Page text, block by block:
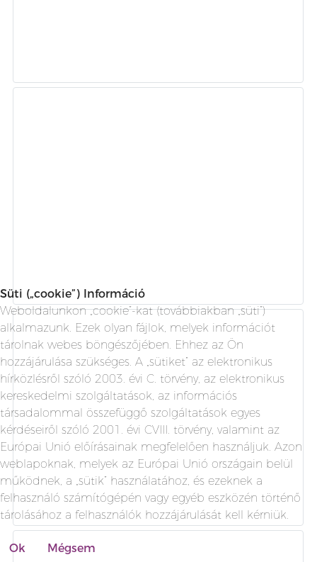
Süti („cookie”) Információ
Weboldalunkon „cookie”-kat (továbbiakban „süti”)
alkalmazunk. Ezek olyan fájlok, melyek információt
tárolnak webes böngészőjében. Ehhez az Ön
hozzájárulása szükséges. A „sütiket” az elektronikus
hírközlésről szóló 2003. évi C. törvény, az elektronikus
kereskedelmi szolgáltatások, az információs
társadalommal összefüggő szolgáltatások egyes
kérdéseiről szóló 2001. évi CVIII. törvény, valamint az
Európai Unió előírásainak megfelelően használjuk. Azon
weblapoknak, melyek az Európai Unió országain belül
működnek, a „sütik” használatához, és ezeknek a
felhasználó számítógépén vagy egyéb eszközén történő
tárolásához a felhasználók hozzájárulását kell kérniük.
Ok Mégsem